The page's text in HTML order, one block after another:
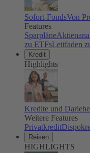
Sofort-FondsVon
Features
Sparpläne
zu ETFsLeitfaden
Kredit
Highlights
Kredite und
Weitere Features
Privatkredit
Reisen
HIGHLIGHTS